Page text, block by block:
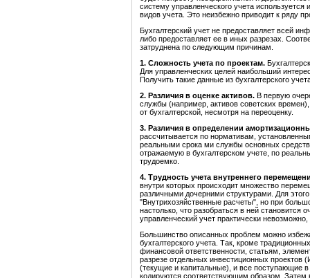
систему управленческого учета
видов учета. Это неизбежно приводит к ряду
Бухгалтерский учет не предоставляет всей
либо предоставляет ее в иных разрезах.
затруднена по следующим причинам.
1. Сложность учета по проектам.
Для управленческих целей наибольший
Получить такие данные из бухгалтерского
2. Различия в оценке активов. В первую
службы (например, активов советских
от бухгалтерской, несмотря на переоценку.
3. Различия в определении
рассчитывается по нормативам,
реальными срока ми службы основных
отражаемую в бухгалтерском учете, по
трудоемко.
4. Трудность учета внутреннего
внутри которых происходит множество
различными дочерними структурами. Для
"Внутрихозяйственные расчеты", но при
настолько, что разобраться в ней становится
управленческий учет практически
Большинство описанных проблем можно
бухгалтерского учета. Так, кроме
финансовой ответственности, статьям,
разрезе отдельных инвестиционных
(текущие и капитальные), и все поступающие
кодируются соответствующим образом. Затем